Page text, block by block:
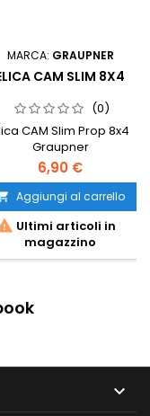
MARCA: GRAUPNER
CAM SLIM 8X4
(0)
CAM Slim Prop 8x4
Graupner
6,90 €
Aggiungi al carrello
Ultimi articoli in
magazzino
